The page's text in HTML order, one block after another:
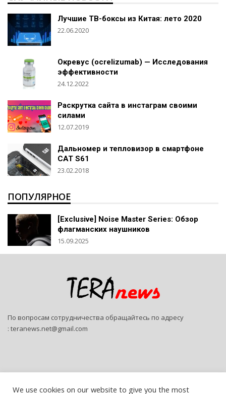
Лучшие ТВ-боксы из Китая: лето 2020
22.06.2020
Окревус (ocrelizumab) — Исследования
эффективности
24.12.2022
Раскрутка сайта в инстаграм своими
силами
12.07.2019
Дальномер и тепловизор в смартфоне
CAT S61
23.02.2018
ПОПУЛЯРНОЕ
[Exclusive] Noise Master Series: Обзор
флагманских наушников
15.09.2025
По вопросам сотрудничества обращайтесь по адресу
: teranews.net@gmail.com
We use cookies on our website to give you the most